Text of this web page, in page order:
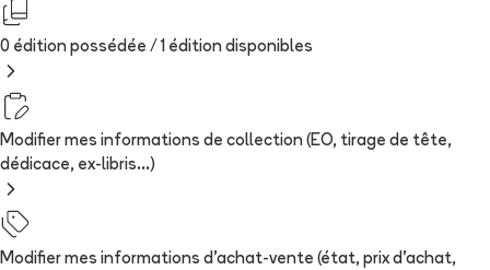
0 édition possédée / 1 édition disponibles
Modifier mes informations de collection (EO, tirage de tête,
dédicace, ex-libris...)
Modifier mes informations d'achat-vente (état, prix d'achat,